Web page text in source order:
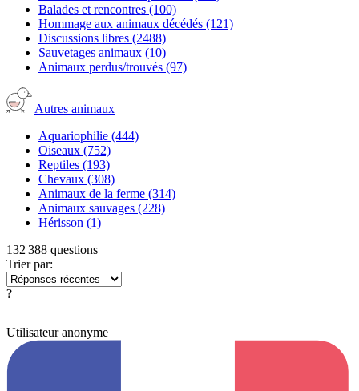
Balades et rencontres (100)
Hommage aux animaux décédés (121)
Discussions libres (2488)
Sauvetages animaux (10)
Animaux perdus/trouvés (97)
Autres animaux
Aquariophilie (444)
Oiseaux (752)
Reptiles (193)
Chevaux (308)
Animaux de la ferme (314)
Animaux sauvages (228)
Hérisson (1)
132 388 questions
Trier par:
?
Utilisateur anonyme